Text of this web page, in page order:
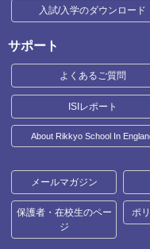
入試/入学のダウンロード
サポート
よくあるご質問
ISIレポート
About Rikkyo School In
メールマガジン
保護者・在校生のペー
ジ
ポ